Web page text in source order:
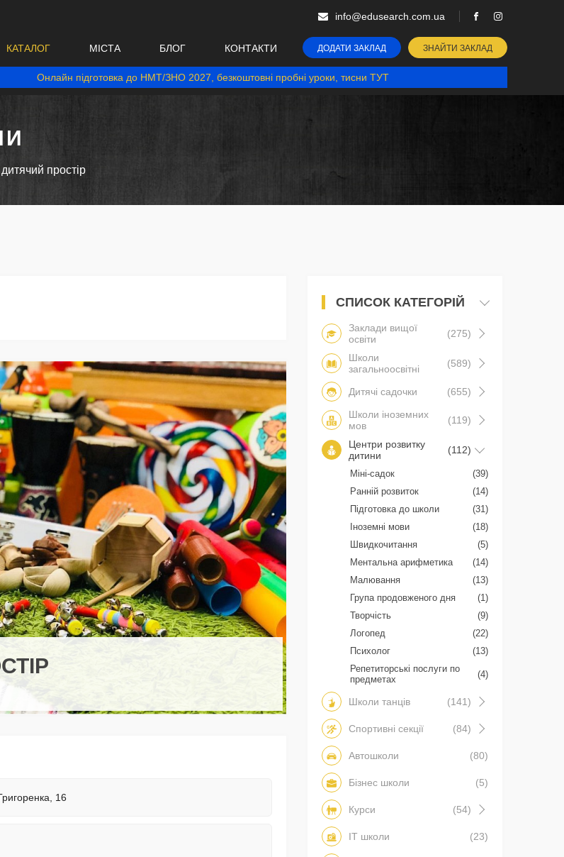
info@edusearch.com.ua
КАТАЛОГ МІСТА БЛОГ КОНТАКТИ ДОДАТИ ЗАКЛАД ЗНАЙТИ ЗАКЛАД
Онлайн підготовка до НМТ/ЗНО 2027, безкоштовні пробні уроки, тисни ТУТ
простір
16
СПИСОК КАТЕГОРІЙ
Заклади вищої
освіти
(275)
Школи
загальноосвітні
(589)
Дитячі садочки
(655)
Школи іноземних
мов
(119)
Центри розвитку
дитини
(112)
Міні-садок
(39)
Ранній розвиток
(14)
Підготовка до школи
(31)
Іноземні мови
(18)
Швидкочитання
(5)
Ментальна арифметика
(14)
Малювання
(13)
Група продовженого дня
(1)
Творчість
(9)
Логопед
(22)
Психолог
(13)
Репетиторські послуги по
предметах
(4)
Школи танців (141)
Спортивні секції (84)
Автошколи (80)
Бізнес школи (5)
Курси (54)
IT школи (23)